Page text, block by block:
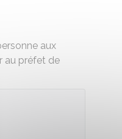
aux
au préfet de